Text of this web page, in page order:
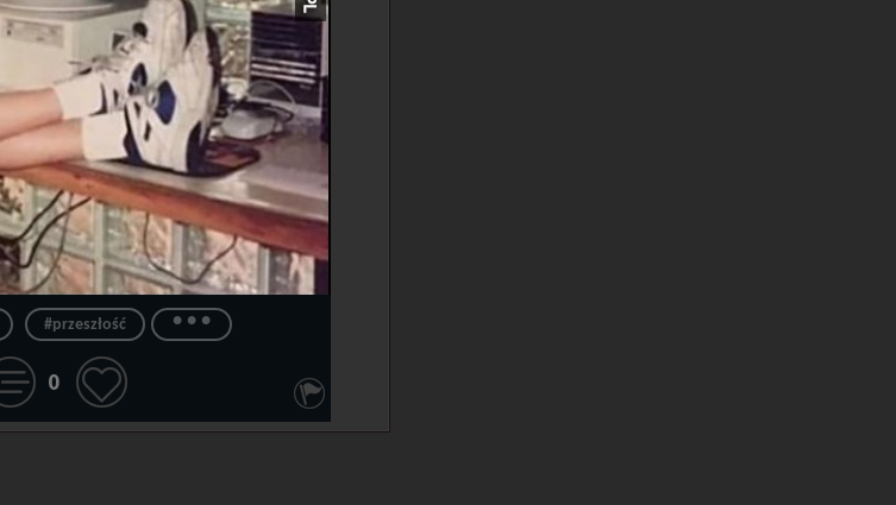
#przeszłość ...
0